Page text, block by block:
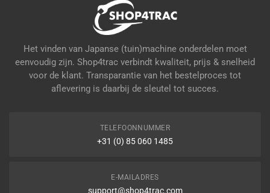
Het vinden van Japanse (tuin)machine onderdelen moet
eenvoudig zijn. Shop4trac verbindt kwaliteit, prijs & snelheid
voor de klant. Transparantie van het bestelproces tot
aflevering is daarbij de sleutel tot succes.
TELEFOONNUMMER
+31 (0) 85 060 1485
E-MAILADRES
support@shop4trac.com